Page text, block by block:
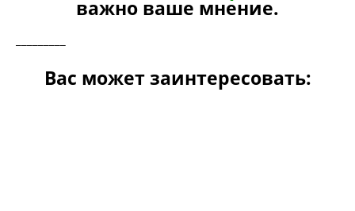
важно ваше мнение.
Вас может заинтересовать: